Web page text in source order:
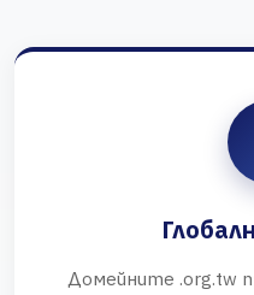
Домейните .org.tw